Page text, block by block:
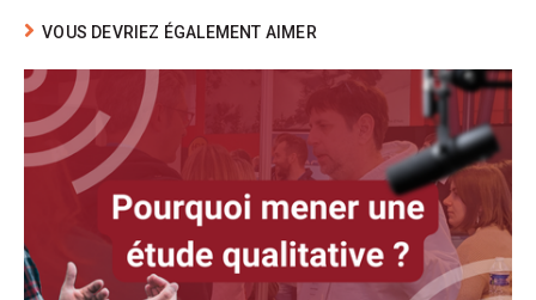
VOUS DEVRIEZ ÉGALEMENT AIMER